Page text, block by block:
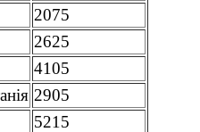
2075
2625
4105
2905
5215